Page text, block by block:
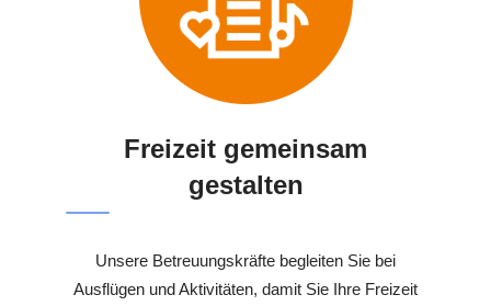
Freizeit gemeinsam
gestalten
Unsere Betreuungskräfte begleiten Sie bei
Ausflügen und Aktivitäten, damit Sie Ihre Freizeit